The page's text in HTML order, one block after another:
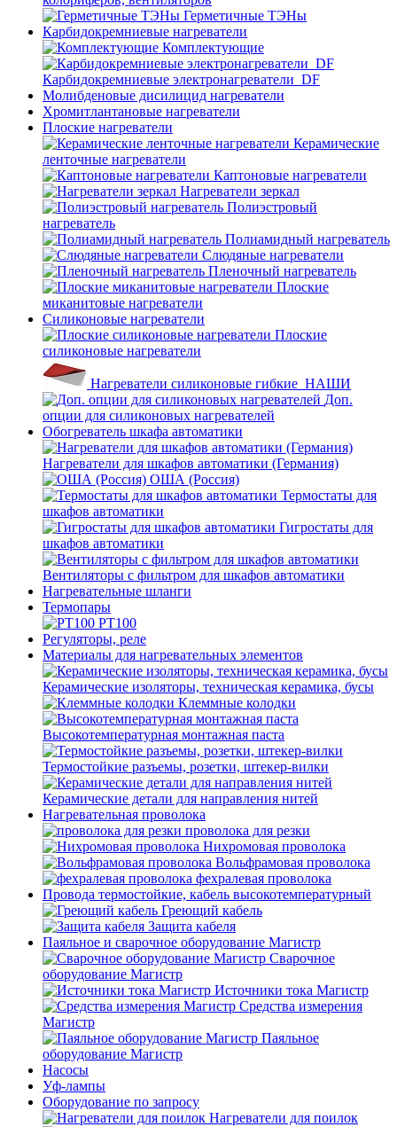
Герметичные ТЭНы
Карбидокремниевые нагреватели
Комплектующие
Карбидокремниевые электронагреватели_DF
Молибденовые дисилицид нагреватели
Хромитлантановые нагреватели
Плоские нагреватели
Керамические
ленточные нагреватели
Каптоновые нагреватели
Нагреватели зеркал
Полиэстровый
нагреватель
Полиамидный нагреватель
Слюдяные нагреватели
Пленочный нагреватель
Плоские
миканитовые нагреватели
Силиконовые нагреватели
Плоские
силиконовые нагреватели
Нагреватели силиконовые гибкие_НАШИ
Доп.
опции для силиконовых нагревателей
Обогреватель шкафа автоматики
Нагреватели для шкафов автоматики (Германия)
ОША (Россия)
Термостаты для
шкафов автоматики
Гигростаты для
шкафов автоматики
Вентиляторы с фильтром для шкафов автоматики
Нагревательные шланги
Термопары
PT100
Регуляторы, реле
Материалы для нагревательных элементов
Керамические изоляторы, техническая керамика, бусы
Клеммные колодки
Высокотемпературная монтажная паста
Термостойкие разъемы, розетки, штекер-вилки
Керамические детали для направления нитей
Нагревательная проволока
проволока для резки
Нихромовая проволока
Вольфрамовая проволока
фехралевая проволока
Провода термостойкие, кабель высокотемпературный
Греющий кабель
Защита кабеля
Паяльное и сварочное оборудование Магистр
Сварочное
оборудование Магистр
Источники тока Магистр
Средства измерения
Магистр
Паяльное
оборудование Магистр
Насосы
Уф-лампы
Оборудование по запросу
Нагреватели для поилок